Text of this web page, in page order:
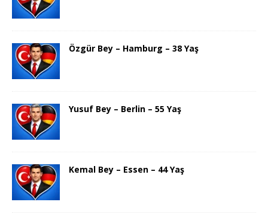
Özgür Bey – Hamburg – 38 Yaş
Yusuf Bey – Berlin – 55 Yaş
Kemal Bey – Essen – 44 Yaş